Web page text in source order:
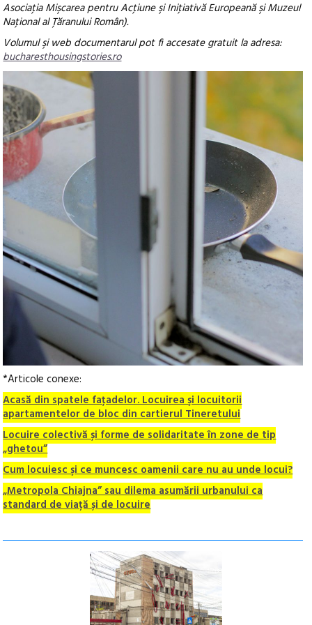
Asociaţia Mişcarea pentru Acţiune şi Iniţiativă Europeană şi Muzeul
Naţional al Ţăranului Român).
Volumul şi web documentarul pot fi accesate gratuit la adresa:
bucharesthousingstories.ro
*Articole conexe:
Acasă din spatele faţadelor. Locuirea şi locuitorii
apartamentelor de bloc din cartierul Tineretului
Locuire colectivă și forme de solidaritate în zone de tip
„ghetou”
Cum locuiesc şi ce muncesc oamenii care nu au unde locui?
„Metropola Chiajna” sau dilema asumării urbanului ca
standard de viață și de locuire